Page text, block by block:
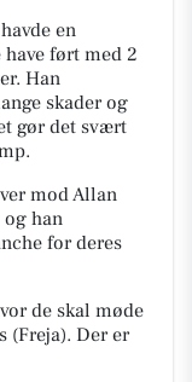
en
ført med 2
Han
skader og
gør det svært
mod Allan
og han
for deres
de skal møde
(Freja). Der er